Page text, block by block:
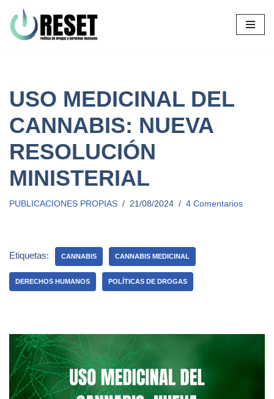
Ir
USO MEDICINAL DEL
CANNABIS: NUEVA
RESOLUCIÓN
MINISTERIAL
PUBLICACIONES PROPIAS 21/08/2024 4 Comentarios
Etiquetas: CANNABIS CANNABIS MEDICINAL
DERECHOS HUMANOS POLÍTICAS DE DROGAS